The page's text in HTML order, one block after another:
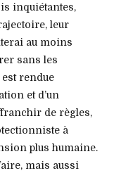
inquiétantes,
leur
au moins
sans les
rendue
et d’un
de règles,
à
plus humaine.
mais aussi